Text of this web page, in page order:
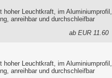
hoher Leuchtkraft, im Aluminiumprofil,
anreihbar und durchschleifbar
ab EUR 11.60
hoher Leuchtkraft, im Aluminiumprofil,
anreihbar und durchschleifbar